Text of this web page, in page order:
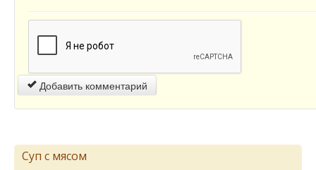
Добавить комментарий
Суп с мясом